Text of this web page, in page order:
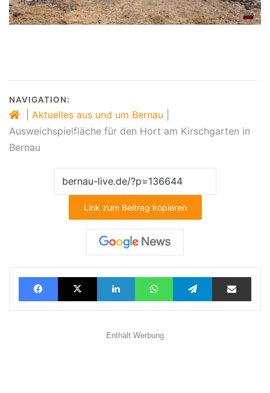
NAVIGATION:
Aktuelles aus und um Bernau
Ausweichspielfläche für den Hort am Kirschgarten in
Bernau
Link zum Beitrag kopieren
FacebookX LinkedInWhatsAppTelegramTeilen via E-Mail
Enthält Werbung